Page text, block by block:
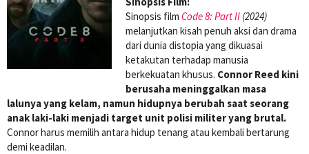
Sinopsis film Code 8: Part II (2024)
melanjutkan kisah penuh aksi dan drama
dari dunia distopia yang dikuasai
ketakutan terhadap manusia
berkekuatan khusus. Connor Reed kini
berusaha meninggalkan masa
lalunya yang kelam, namun hidupnya berubah saat seorang
anak laki-laki menjadi target unit polisi militer yang brutal.
Connor harus memilih antara hidup tenang atau kembali bertarung
demi keadilan.